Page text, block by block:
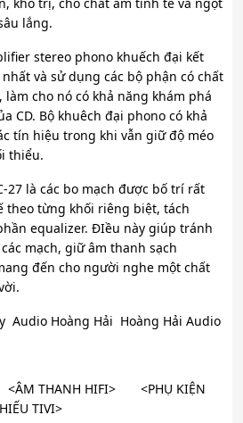
lắng.
stereo phono khuếch đại kết
và sử dụng các bộ phận có chất
cho nó có khả năng khám phá
CD. Bộ khuêch đại phono có khả
tín hiệu trong khi vẫn giữ độ méo
thiểu.
27 là các bo mạch được bố trí rất
theo từng khối riêng biệt, tách
equalizer. ĐIều này giúp tránh
mạch, giữ âm thanh sạch
đến cho người nghe một chất
Audio Hoàng Hải Hoàng Hải Audio
<ÂM THANH HIFI> <PHỤ KIỆN
TIVI>